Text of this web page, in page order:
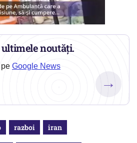
noutăți.
Google News
→
razboi iran